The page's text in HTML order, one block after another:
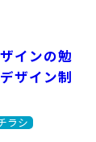
インの勉
ザイン制
ラシ